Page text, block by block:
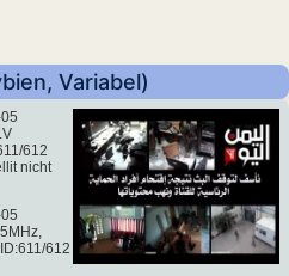
Variabel)
612
nicht
612